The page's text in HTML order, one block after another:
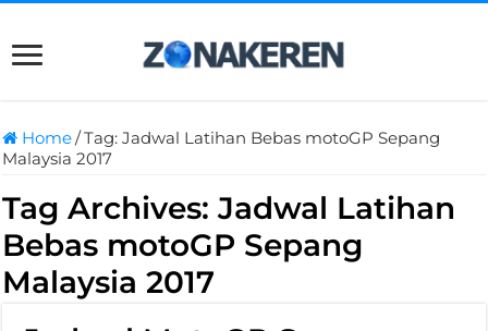
Home/Tag:Jadwal Latihan Bebas motoGP Sepang
Malaysia 2017
Tag Archives:Jadwal Latihan
Bebas motoGP Sepang
Malaysia 2017